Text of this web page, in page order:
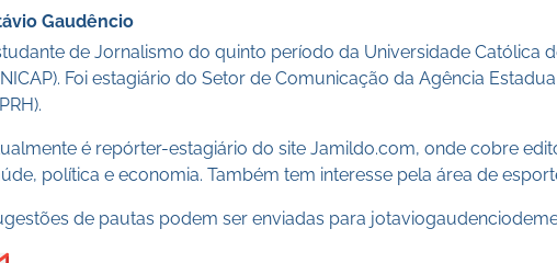
Gaudêncio
de Jornalismo do quinto período da Universidade Católica
Foi estagiário do Setor de Comunicação da Agência
é repórter-estagiário do site Jamildo.com, onde cobre
política e economia. Também tem interesse pela área de
de pautas podem ser enviadas para